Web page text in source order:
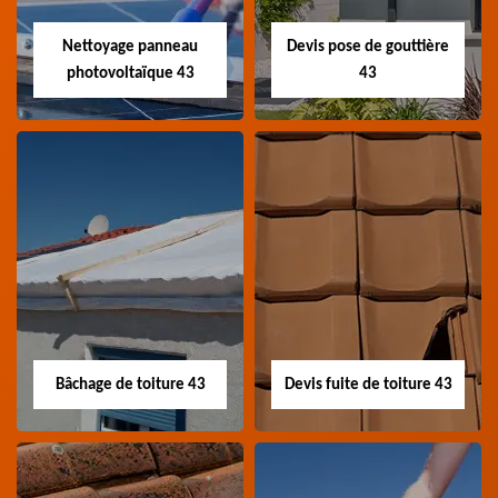
charpentier 43 Haute-
zingueur 43 Haute-Loire
Nettoyage panneau
photovoltaïque 43
Nettoyage panneau
photovoltaïque 43
Professionnel en
nettoyage panneau
photovoltaïque 43
Devis pose de gouttière
43
Devis pose de
gouttière 43
Devis pose de gouttière
43 Haute-Loire
Bâchage de toiture 43 Devis fuite de toiture 43